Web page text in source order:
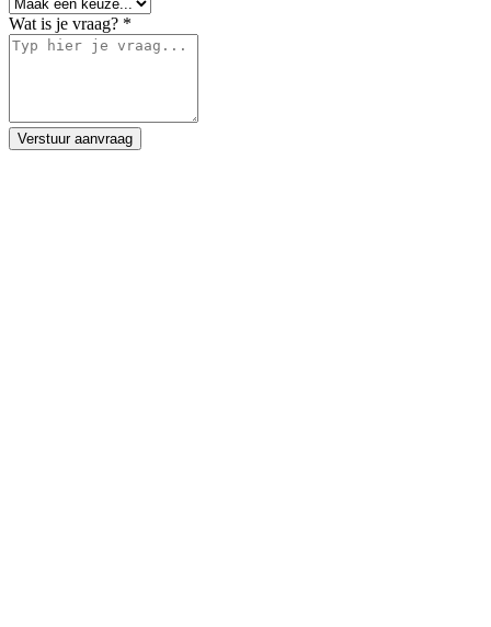
Wat is je vraag? *
Verstuur aanvraag